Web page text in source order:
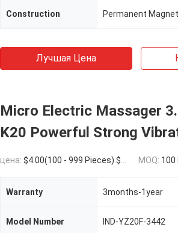
Construction Permanent Magnet
Лучшая Цена
Micro Electric Massager
K20 Powerful Strong
цена: $4.00(100 - 999 Pieces) $3.20(1000 - 9999 Pieces) $1.25(10000 - 29999 Pieces) $1.08(>=30000 Pieces) MOQ: 100
Warranty 3months-1year
Model Number IND-YZ20F-3442